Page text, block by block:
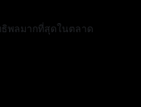
พลมากที่สุดในตลาด